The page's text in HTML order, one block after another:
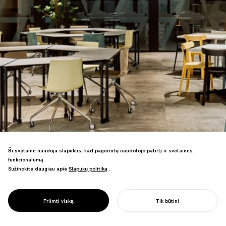
NANA LV.
LANDMARK
DATALAB
ameMjokahamos
Landmarkbokštoaukšte.
Ši svetainė naudoja slapukus, kad pagerintų naudotojo patirtį ir svetainės
funkcionalumą.
Sužinokite daugiau apie Slapukų politiką
Slapukų politiką .
Priimti viską Tik būtini